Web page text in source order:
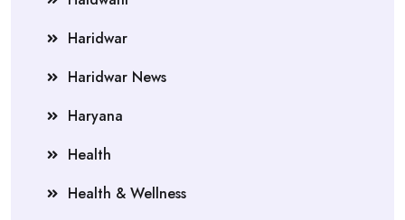
Haridwar
Haridwar News
Haryana
Health
Health & Wellness